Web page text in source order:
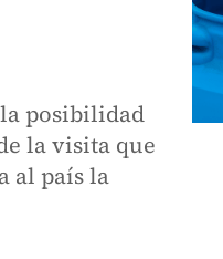
posibilidad
la visita que
al país la